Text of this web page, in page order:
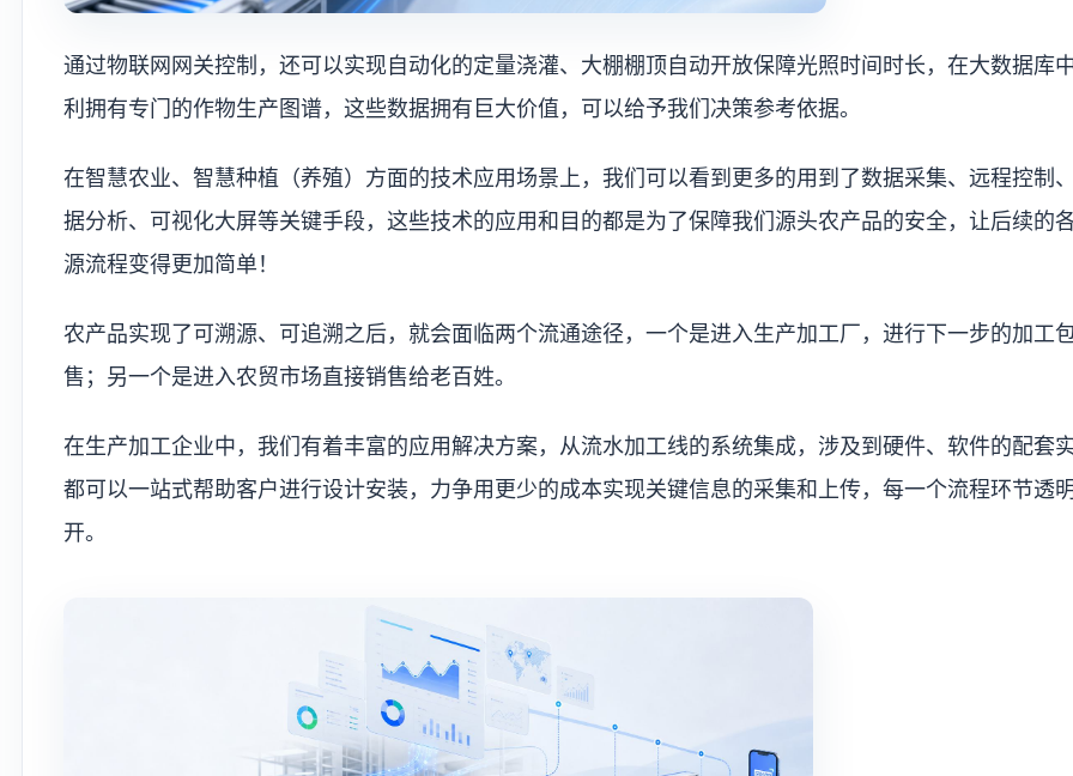
通过物联网网关控制，还可以实现自动化的定量浇灌、大棚棚顶自动开放保障光照时间时长，在大数据库
利拥有专门的作物生产图谱，这些数据拥有巨大价值，可以给予我们决策参考依据。
在智慧农业、智慧种植（养殖）方面的技术应用场景上，我们可以看到更多的用到了数据采集、远程控制
据分析、可视化大屏等关键手段，这些技术的应用和目的都是为了保障我们源头农产品的安全，让后续的
源流程变得更加简单！
农产品实现了可溯源、可追溯之后，就会面临两个流通途径，一个是进入生产加工厂，进行下一步的加工
售；另一个是进入农贸市场直接销售给老百姓。
在生产加工企业中，我们有着丰富的应用解决方案，从流水加工线的系统集成，涉及到硬件、软件的配套实
都可以一站式帮助客户进行设计安装，力争用更少的成本实现关键信息的采集和上传，每一个流程环节透
开。